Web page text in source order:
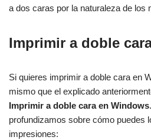
a dos caras por la naturaleza de los
Imprimir a doble
Si quieres imprimir a doble cara en
mismo que el explicado
Imprimir a doble cara en Windows
profundizamos sobre cómo puedes
impresiones: